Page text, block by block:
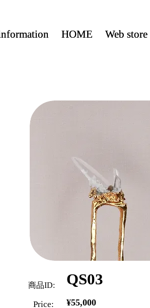
HOME Web store
HOME Web store
商品ID:
Price:
QS03
¥55,000